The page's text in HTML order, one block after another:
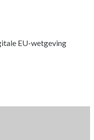
EU-wetgeving